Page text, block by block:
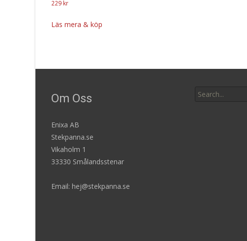
229 kr
Läs mera & köp
Om Oss
Enixa AB
Stekpanna.se
Vikaholm 1
33330 Smålandsstenar
Email: hej@stekpanna.se
for: